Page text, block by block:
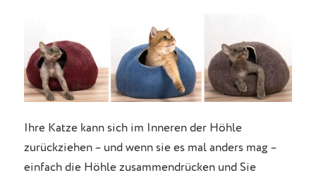
Ihre Katze kann sich im Inneren der Höhle
zurückziehen – und wenn sie es mal anders mag –
einfach die Höhle zusammendrücken und Sie